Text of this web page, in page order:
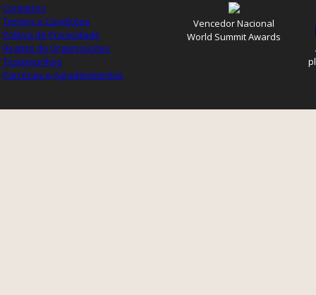
Contactos
Termos e Condições
Política de Privacidade
Registo de Organizações
Testemunhos
Parcerias e Agradecimentos
Vencedor Nacional
World Summit Awards